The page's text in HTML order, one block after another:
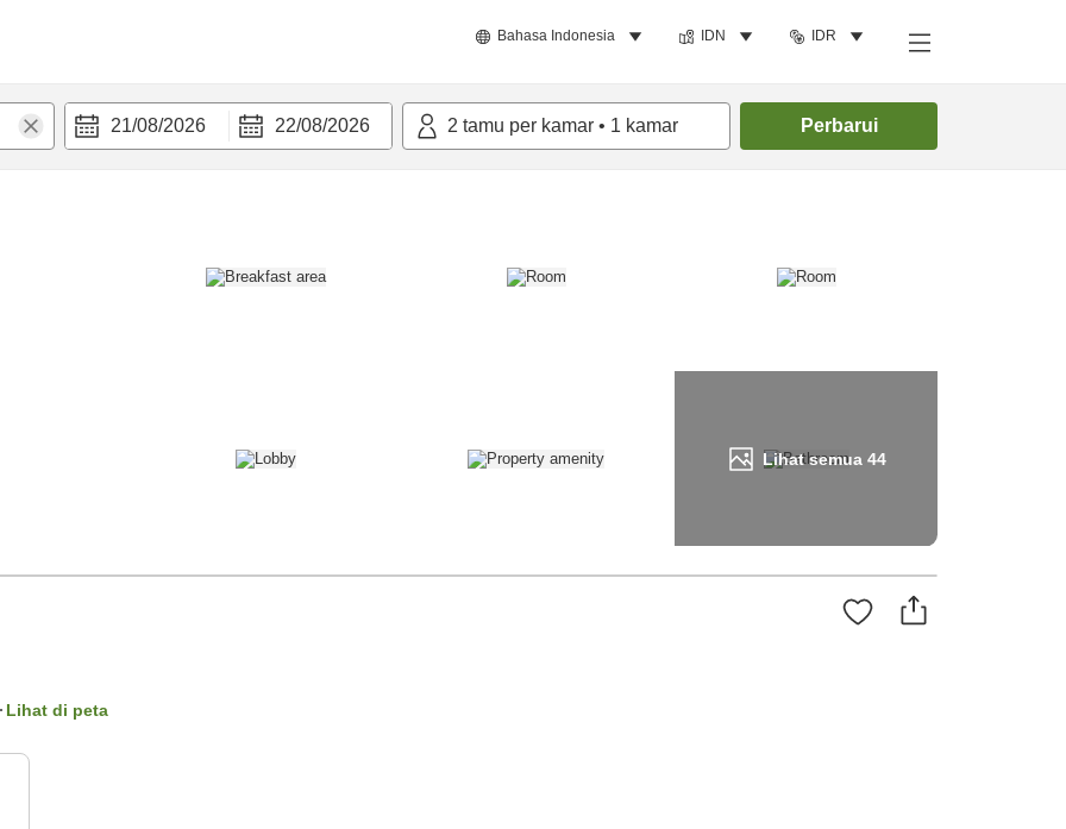
Bahasa Indonesia IDN IDR
21/08/2026 22/08/2026 2 tamu per kamar • 1 kamar Perbarui
Lihat semua 44
Cari kamar
Lihat di peta